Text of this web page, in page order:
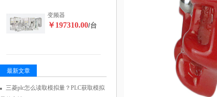
变频器
￥197310.00/台
最新文章
三菱plc怎么读取模拟量？PLC获取模拟